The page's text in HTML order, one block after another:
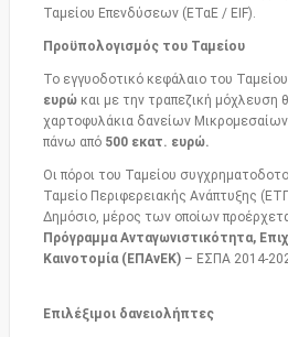
Ταμείου Επενδύσεων (ΕΤαΕ / EIF).
Προϋπολογισμός του Ταμείου
Το εγγυοδοτικό κεφάλαιο του
ευρώ και με την τραπεζική μόχλευση
χαρτοφυλάκια δανείων Μικρομεσαίων
πάνω από 500 εκατ. ευρώ.
Οι πόροι του Ταμείου
Ταμείο Περιφερειακής Ανάπτυξης
Δημόσιο, μέρος των οποίων
Πρόγραμμα Ανταγωνιστικότητα,
Καινοτομία (ΕΠΑνΕΚ) – ΕΣΠΑ 2014-
Eπιλέξιμοι δανειολήπτες